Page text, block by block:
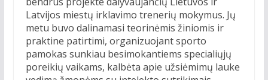
Latvijos miestų irklavimo trenerių mokymus. Jų
metu buvo dalinamasi teorinėmis žiniomis ir
praktine patirtimi, organizuojant sporto
pamokas sunkiau besimokantiems specialiųjų
poreikių vaikams, kalbėta apie užsiėmimų lauke